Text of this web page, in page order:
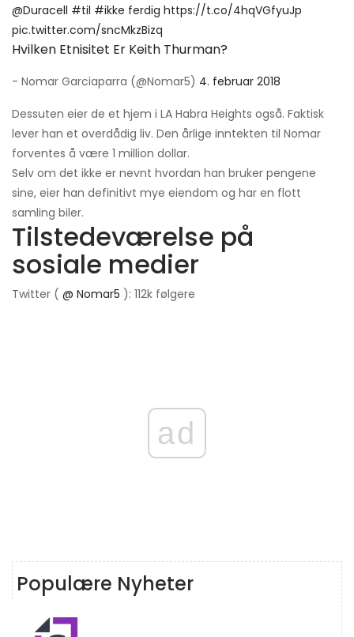
@Duracell #til #ikke ferdig https://t.co/4hqVGfyuJp
pic.twitter.com/sncMkzBizq
Hvilken Etnisitet Er Keith Thurman?
- Nomar Garciaparra (@Nomar5) 4. februar 2018
Dessuten eier de et hjem i LA Habra Heights også. Faktisk
lever han et overdådig liv. Den årlige inntekten til Nomar
forventes å være 1 million dollar.
Selv om det ikke er nevnt hvordan han bruker pengene
sine, eier han definitivt mye eiendom og har en flott
samling biler.
Tilstedeværelse på
sosiale medier
Twitter ( @ Nomar5 ): 112k følgere
ad
Populære Nyheter